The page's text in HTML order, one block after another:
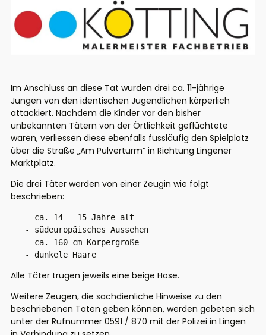
Im Anschluss an diese Tat wurden drei ca. 11-jährige
Jungen von den identischen Jugendlichen körperlich
attackiert. Nachdem die Kinder vor den bisher
unbekannten Tätern von der Örtlichkeit geflüchtete
waren, verliessen diese ebenfalls fussläufig den Spielplatz
über die Straße „Am Pulverturm“ in Richtung Lingener
Marktplatz.
Die drei Täter werden von einer Zeugin wie folgt
beschrieben:
   - ca. 14 - 15 Jahre alt
   - südeuropäisches Aussehen
   - ca. 160 cm Körpergröße
   - dunkele Haare
Alle Täter trugen jeweils eine beige Hose.
Weitere Zeugen, die sachdienliche Hinweise zu den
beschriebenen Taten geben können, werden gebeten sich
unter der Rufnummer 0591 / 870 mit der Polizei in Lingen